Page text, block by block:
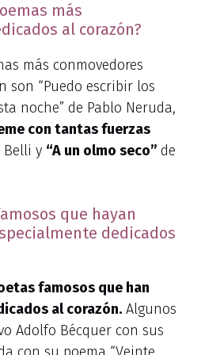
más
al corazón?
más conmovedores
son “Puedo escribir los
noche” de Pablo Neruda,
con tantas fuerzas
Belli y “A un olmo seco” de
que hayan
dedicados
famosos que han
al corazón. Algunos
Adolfo Bécquer con sus